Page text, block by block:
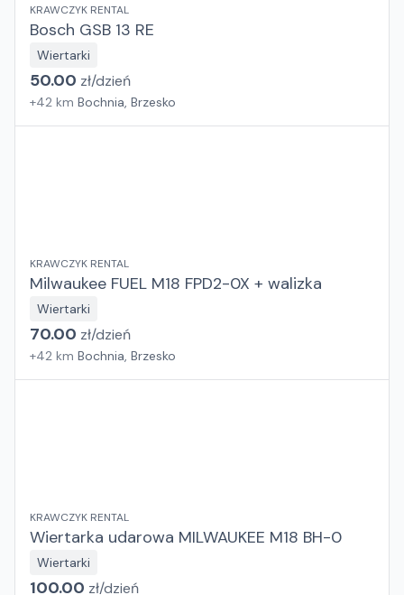
KRAWCZYK RENTAL
Bosch GSB 13 RE
Wiertarki
50.00 zł/dzień
+42 km Bochnia, Brzesko
KRAWCZYK RENTAL
Milwaukee FUEL M18 FPD2-0X + walizka
Wiertarki
70.00 zł/dzień
+42 km Bochnia, Brzesko
KRAWCZYK RENTAL
Wiertarka udarowa MILWAUKEE M18 BH-0
Wiertarki
100.00 zł/dzień